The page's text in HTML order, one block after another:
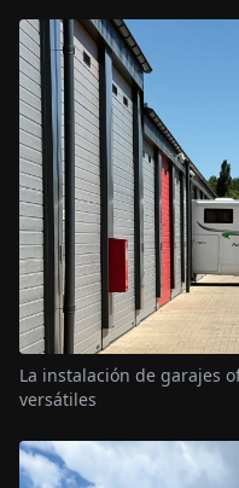
La instalación de garajes
versátiles